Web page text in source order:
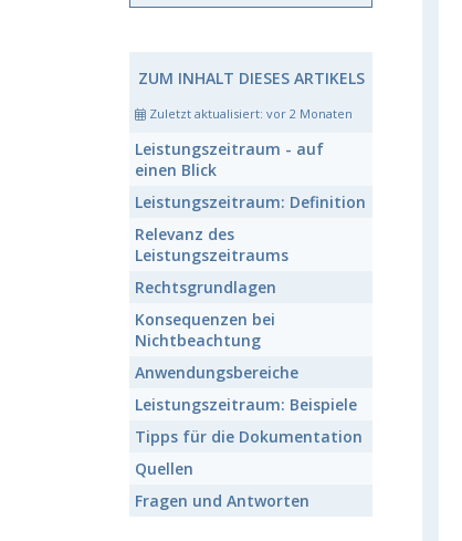
ZUM INHALT DIESES ARTIKELS
Zuletzt aktualisiert: vor 2 Monaten
Leistungszeitraum - auf
einen Blick
Leistungszeitraum: Definition
Relevanz des
Leistungszeitraums
Rechtsgrundlagen
Konsequenzen bei
Nichtbeachtung
Anwendungsbereiche
Leistungszeitraum: Beispiele
Tipps für die Dokumentation
Quellen
Fragen und Antworten